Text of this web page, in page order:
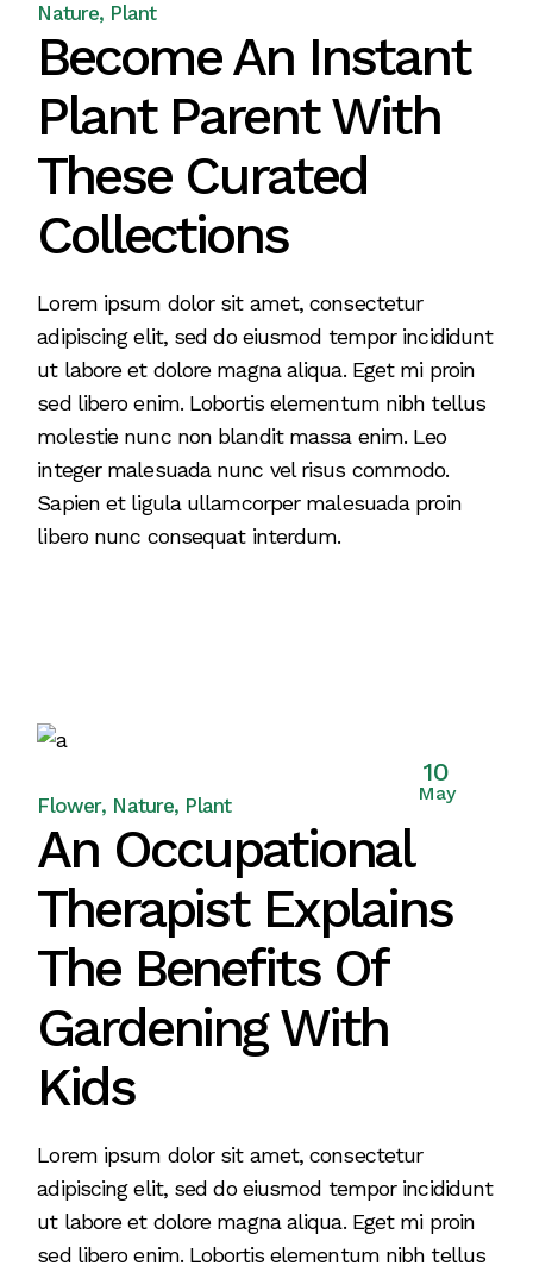
Nature Plant
Become An Instant
Plant Parent With
These Curated
Collections
Lorem ipsum dolor sit amet, consectetur
adipiscing elit, sed do eiusmod tempor incididunt
ut labore et dolore magna aliqua. Eget mi proin
sed libero enim. Lobortis elementum nibh tellus
molestie nunc non blandit massa enim. Leo
integer malesuada nunc vel risus commodo.
Sapien et ligula ullamcorper malesuada proin
libero nunc consequat interdum.
10
May
Flower Nature Plant
An Occupational
Therapist Explains
The Benefits Of
Gardening With
Kids
Lorem ipsum dolor sit amet, consectetur
adipiscing elit, sed do eiusmod tempor incididunt
ut labore et dolore magna aliqua. Eget mi proin
sed libero enim. Lobortis elementum nibh tellus